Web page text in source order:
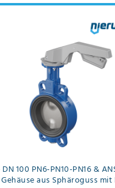
100 PN6-PN10-PN16 &
aus Sphäroguss mit